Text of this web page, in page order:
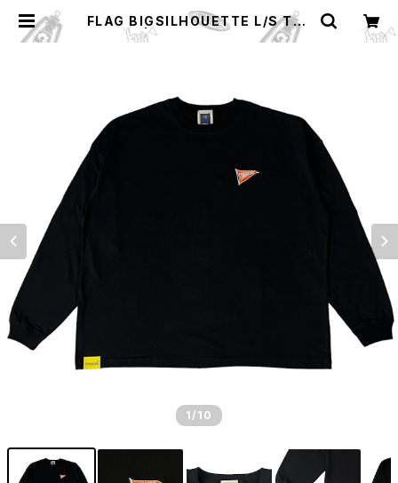
FLAG BIGSILHOUETTE L/S TEE
| TOMORROWS
1 /10